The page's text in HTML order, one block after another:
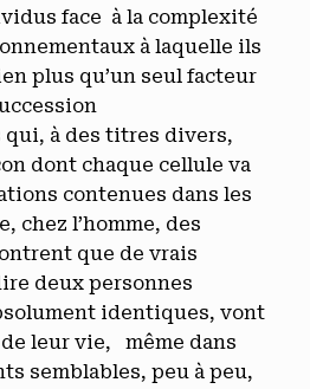
face à la complexité
à laquelle ils
plus qu’un seul facteur
qui, à des titres divers,
dont chaque cellule va
contenues dans les
chez l’homme, des
que de vrais
deux personnes
identiques, vont
leur vie, même dans
semblables, peu à peu,